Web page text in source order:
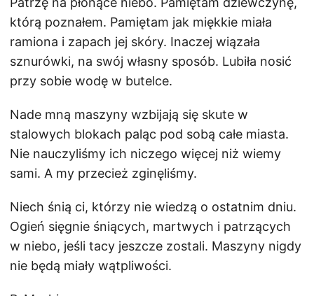
którą poznałem. Pamiętam jak miękkie miała
ramiona i zapach jej skóry. Inaczej wiązała
sznurówki, na swój własny sposób. Lubiła nosić
przy sobie wodę w butelce.
Nade mną maszyny wzbijają się skute w
stalowych blokach paląc pod sobą całe miasta.
Nie nauczyliśmy ich niczego więcej niż wiemy
sami. A my przecież zginęliśmy.
Niech śnią ci, którzy nie wiedzą o ostatnim dniu.
Ogień sięgnie śniących, martwych i patrzących
w niebo, jeśli tacy jeszcze zostali. Maszyny nigdy
nie będą miały wątpliwości.